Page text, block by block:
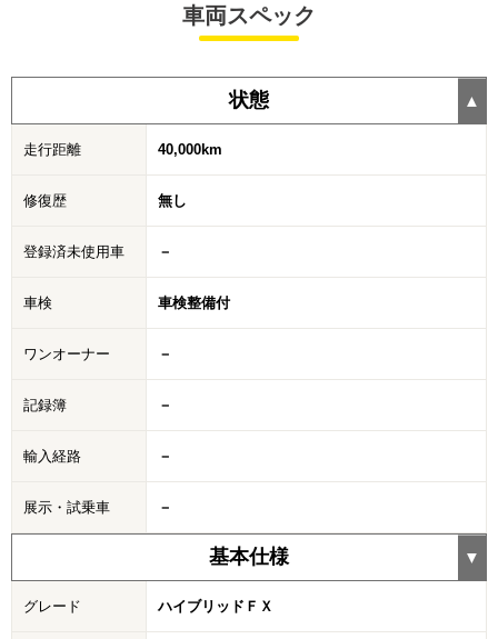
車両スペック
状態
走行距離 40,000km
修復歴 無し
登録済未使用車 －
車検 車検整備付
ワンオーナー －
記録簿 －
輸入経路 －
展示・試乗車 －
基本仕様
グレード ハイブリッドＦＸ